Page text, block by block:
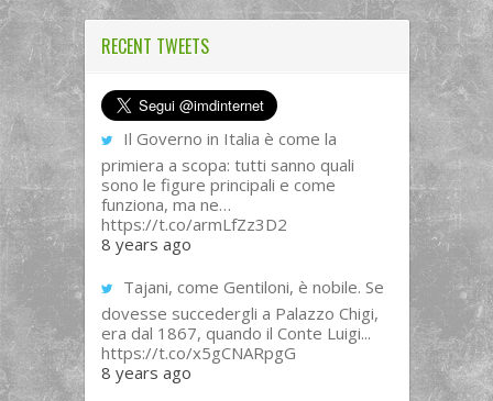
RECENT TWEETS
Il Governo in Italia è come la
primiera a scopa: tutti sanno quali
sono le figure principali e come
funziona, ma ne…
https://t.co/armLfZz3D2
8 years ago
Tajani, come Gentiloni, è nobile. Se
dovesse succedergli a Palazzo Chigi,
era dal 1867, quando il Conte Luigi...
https://t.co/x5gCNARpgG
8 years ago